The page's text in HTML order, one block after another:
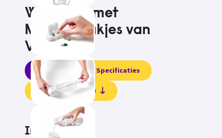
Waterfles met
Medicijnvakjes van
Vitality
Informatie Specificaties
Beoordelingen (0)
Informatie